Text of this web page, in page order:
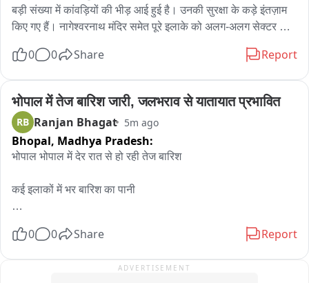
बड़ी संख्या में कांवड़ियों की भीड़ आई हुई है। उनकी सुरक्षा के कड़े इंतज़ाम
किए गए हैं। नागेश्वरनाथ मंदिर समेत पूरे इलाके को अलग-अलग सेक्टर और
CCTV कैमरों और ड्रोन की मदद से लगातार निगरानी की जा रही है।
और इसे सख्ती से लागू किया जा रहा है।"
0 0 Share Report
भोपाल में तेज बारिश जारी, जलभराव से यातायात प्रभावित
RB Ranjan Bhagat 5m ago
Bhopal, Madhya Pradesh:
भोपाल भोपाल में देर रात से हो रही तेज बारिश
कई इलाकों में भर बारिश का पानी
0 0 Share Report
ADVERTISEMENT